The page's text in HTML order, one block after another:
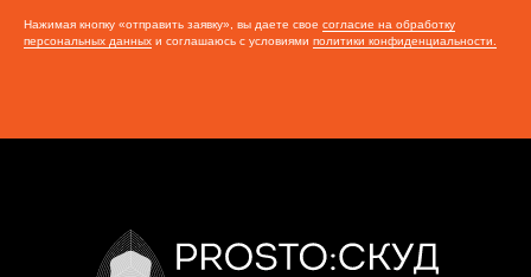
Нажимая кнопку «отправить заявку», вы даете свое согласие на обработку
персональных данных и соглашаюсь с условиями политики конфиденциальности.